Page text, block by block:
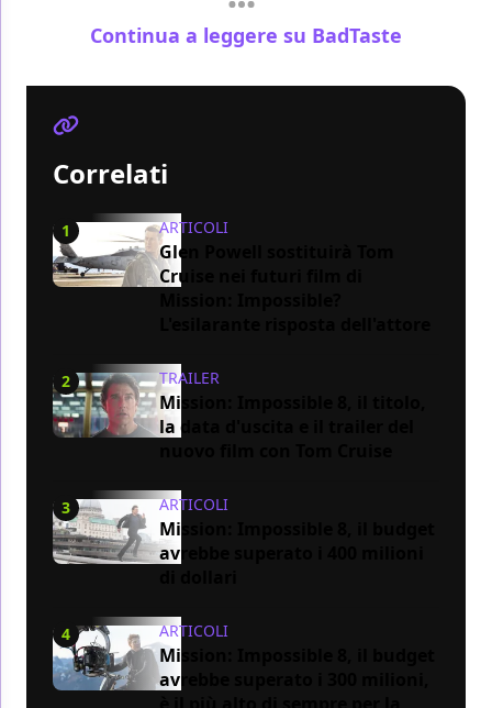
Continua a leggere su BadTaste
Correlati
1 ARTICOLI
Glen Powell sostituirà Tom
Cruise nei futuri film di
2 TRAILER
Mission: Impossible 8, il titolo,
la data d'uscita e il trailer del
3 ARTICOLI
Mission: Impossible 8, il budget
avrebbe superato i 400 milioni
4 ARTICOLI
Mission: Impossible 8, il budget
avrebbe superato i 300 milioni,